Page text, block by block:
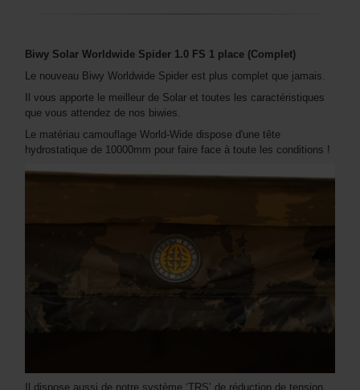
Biwy Solar Worldwide Spider 1.0 FS 1 place (Complet)
Le nouveau Biwy Worldwide Spider est plus complet que jamais.
Il vous apporte le meilleur de Solar et toutes les caractéristiques
que vous attendez de nos biwies.
Le matériau camouflage World-Wide dispose d'une tête
hydrostatique de 10000mm pour faire face à toute les conditions !
Il dispose aussi de notre système ‘TRS’ de réduction de tension,